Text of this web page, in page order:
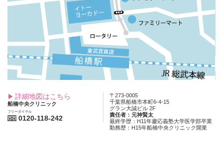
詳細地図はこちら
船橋中央クリニック
フリーダイヤル
0120-118-242
〒273-0005
千葉県船橋市本町6-4-15
グラン大誠ビル 2F
責任者：元神賢太
最終学歴：H11年慶応義塾大学医学部卒業
勤務歴：H15年船橋中央クリニック開業